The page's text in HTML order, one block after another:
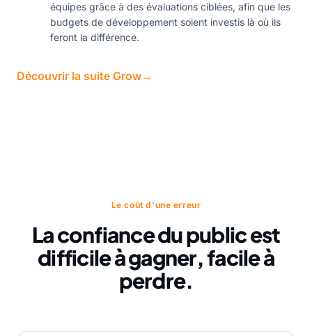
équipes grâce à des évaluations ciblées, afin que les
budgets de développement soient investis là où ils
feront la différence.
Découvrir la suite Grow→
Le coût d'une erreur
La confiance du public est
difficile à gagner, facile à
perdre.